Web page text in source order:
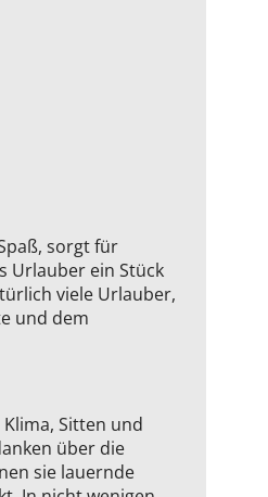
sorgt für
Urlauber ein Stück
viele Urlauber,
und dem
Sitten und
über die
sie lauernde